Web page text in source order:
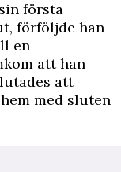
första
förföljde han
en
att han
att
med sluten